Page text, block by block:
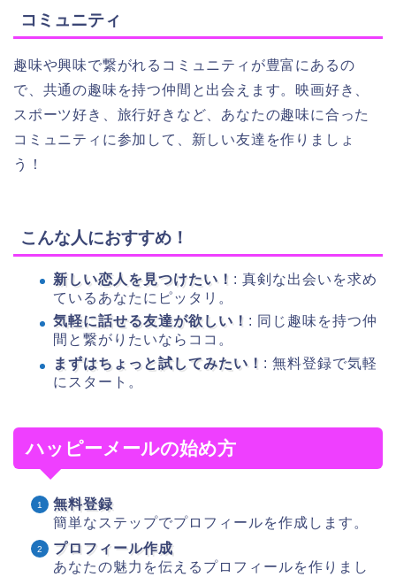
コミュニティ
趣味や興味で繋がれるコミュニティが豊富にあるの
で、共通の趣味を持つ仲間と出会えます。映画好き、
スポーツ好き、旅行好きなど、あなたの趣味に合った
コミュニティに参加して、新しい友達を作りましょ
う！
こんな人におすすめ！
新しい恋人を見つけたい！ : 真剣な出会いを求め
ているあなたにピッタリ。
気軽に話せる友達が欲しい！ : 同じ趣味を持つ仲
間と繋がりたいならココ。
まずはちょっと試してみたい！ : 無料登録で気軽
にスタート。
ハッピーメールの始め方
無料登録
簡単なステップでプロフィールを作成します。
プロフィール作成
あなたの魅力を伝えるプロフィールを作りまし